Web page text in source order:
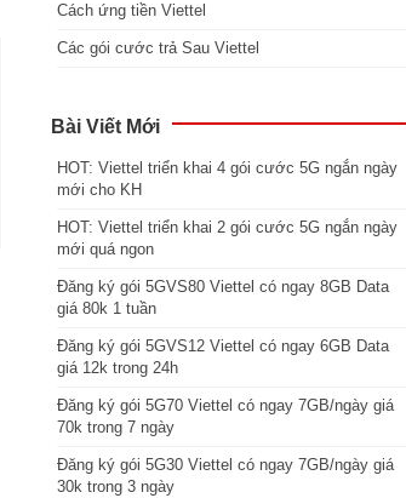
Cách ứng tiền Viettel
Các gói cước trả Sau Viettel
Bài Viết Mới
HOT: Viettel triển khai 4 gói cước 5G ngắn ngày
mới cho KH
HOT: Viettel triển khai 2 gói cước 5G ngắn ngày
mới quá ngon
Đăng ký gói 5GVS80 Viettel có ngay 8GB Data
giá 80k 1 tuần
Đăng ký gói 5GVS12 Viettel có ngay 6GB Data
giá 12k trong 24h
Đăng ký gói 5G70 Viettel có ngay 7GB/ngày giá
70k trong 7 ngày
Đăng ký gói 5G30 Viettel có ngay 7GB/ngày giá
30k trong 3 ngày